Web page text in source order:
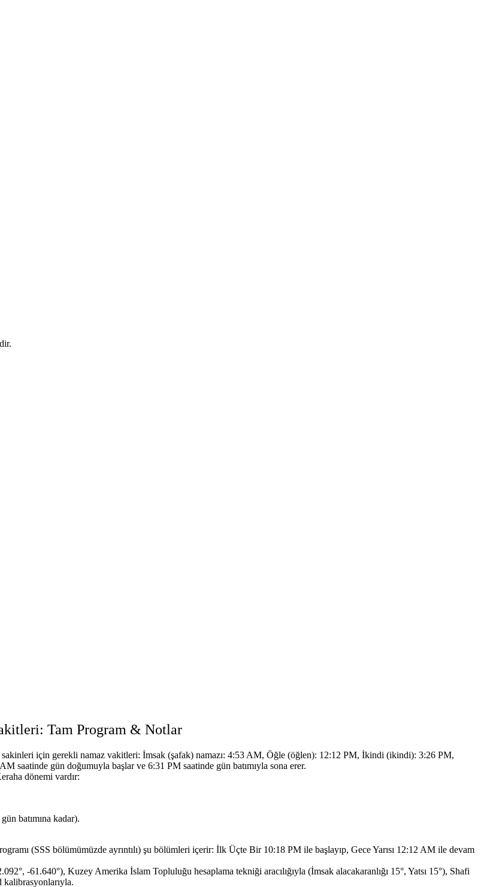
Tam Program & Notlar
için gerekli namaz vakitleri: İmsak (şafak) namazı: 4:53 AM, Öğle (öğlen): 12:12 PM, İkindi (ikindi): 3:26 PM,
saatinde gün doğumuyla başlar ve 6:31 PM saatinde gün batımıyla sona erer.
dönemi vardır:
batımına kadar).
(SSS bölümümüzde ayrıntılı) şu bölümleri içerir: İlk Üçte Bir 10:18 PM ile başlayıp, Gece Yarısı 12:12 AM ile devam
-61.640°), Kuzey Amerika İslam Topluluğu hesaplama tekniği aracılığıyla (İmsak alacakaranlığı 15°, Yatsı 15°), Shafi